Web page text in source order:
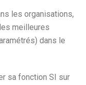
les organisations,
meilleures
dans le
sa fonction SI sur